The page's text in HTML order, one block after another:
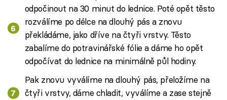
odpočinout na 30 minut do lednice. Poté opět těsto
rozválíme po délce na dlouhý pás a znovu
překládáme, jako dříve na čtyři vrstvy. Těsto
zabalíme do potravinářské fólie a dáme ho opět
odpočívat do lednice na minimálně půl hodiny.
Pak znovu vyválíme na dlouhý pás, přeložíme na
čtyři vrstvy, dáme chladit, vyválíme a zase stejně